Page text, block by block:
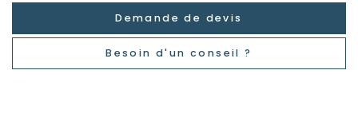
Demande de devis
Besoin d'un conseil ?